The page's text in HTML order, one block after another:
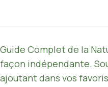
Guide Complet de la
façon indépendante.
ajoutant dans vos